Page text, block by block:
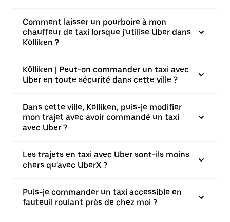
Comment laisser un pourboire à mon
chauffeur de taxi lorsque j'utilise Uber dans
Kölliken ?
Kölliken | Peut-on commander un taxi avec
Uber en toute sécurité dans cette ville ?
Dans cette ville, Kölliken, puis-je modifier
mon trajet avec avoir commandé un taxi
avec Uber ?
Les trajets en taxi avec Uber sont-ils moins
chers qu'avec UberX ?
Puis-je commander un taxi accessible en
fauteuil roulant près de chez moi ?